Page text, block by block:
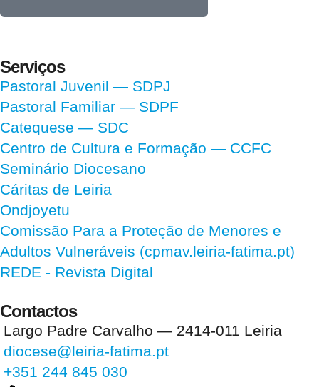
Serviços
Pastoral Juvenil — SDPJ
Pastoral Familiar — SDPF
Catequese — SDC
Centro de Cultura e Formação — CCFC
Seminário Diocesano
Cáritas de Leiria
Ondjoyetu
Comissão Para a Proteção de Menores e
Adultos Vulneráveis (cpmav.leiria-fatima.pt)
REDE - Revista Digital
Contactos
Largo Padre Carvalho — 2414-011 Leiria
diocese@leiria-fatima.pt
+351 244 845 030